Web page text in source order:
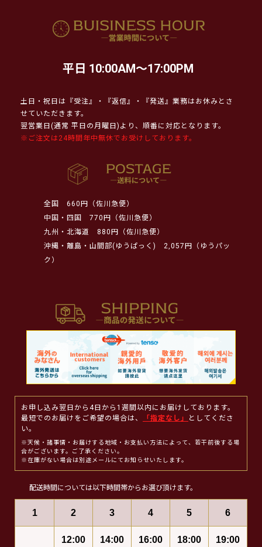
平日 10:00AM～17:00PM
土日・祝日は『受注』・『返信』・『発送』業務はお休みとさ
せていただきます。
翌営業日(通常 平日の月曜日)より、順番に対応となります。
※ご注文は24時間年中無休でお受けしております。
全国
660円（佐川急便）
中国・四国
770円（佐川急便）
九州・北海道
880円（佐川急便）
沖縄・離島・山間部(ゆうぱっく)
2,057円（ゆうパッ
ク）
お申し込み翌日から4日から1週間以内にお届けしております。
最短でのお届けをご希望の場合は、
「指定なし」
としてくださ
い。
※天候・諸事情・お届けする地域・お支払い方法によって、若干前後する場
合がございます。ご了承ください。
※在庫がない場合は別途メールにてお知らせいたします。
配送時間については以下時間帯からお選び頂けます。
1 2 3 4 5 6
12:00
14:00
16:00
18:00
19:00